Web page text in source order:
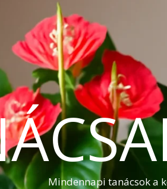
Mindennapi tanácsok a